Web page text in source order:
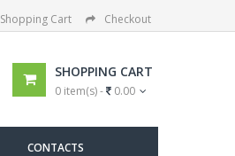
Shopping Cart Checkout
SHOPPING CART
0 item(s) - 0.00
CONTACTS